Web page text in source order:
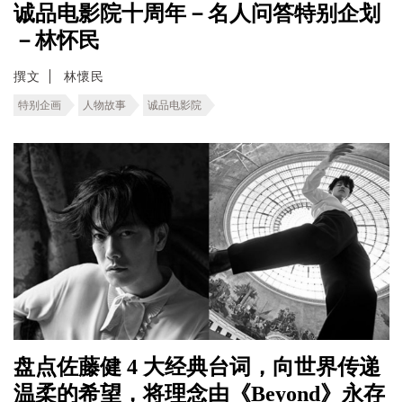
诚品电影院十周年－名人问答特别企划
－林怀民
撰文 林懷民
特别企画 人物故事 诚品电影院
盘点佐藤健 4 大经典台词，向世界传递
温柔的希望，将理念由《Beyond》永存